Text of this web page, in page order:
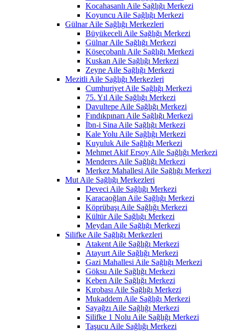
Kocahasanlı Aile Sağlığı Merkezi
Koyuncu Aile Sağlığı Merkezi
Gülnar Aile Sağlığı Merkezleri
Büyükeceli Aile Sağlığı Merkezi
Gülnar Aile Sağlığı Merkezi
Köseçobanlı Aile Sağlığı Merkezi
Kuskan Aile Sağlığı Merkezi
Zeyne Aile Sağlığı Merkezi
Mezitli Aile Sağlığı Merkezleri
Cumhuriyet Aile Sağlığı Merkezi
75. Yıl Aile Sağlığı Merkezi
Davultepe Aile Sağlığı Merkezi
Fındıkpınarı Aile Sağlığı Merkezi
İbn-i Sina Aile Sağlığı Merkezi
Kale Yolu Aile Sağlığı Merkezi
Kuyuluk Aile Sağlığı Merkezi
Mehmet Akif Ersoy Aile Sağlığı Merkezi
Menderes Aile Sağlığı Merkezi
Merkez Mahallesi Aile Sağlığı Merkezi
Mut Aile Sağlığı Merkezleri
Deveci Aile Sağlığı Merkezi
Karacaoğlan Aile Sağlığı Merkezi
Köprübaşı Aile Sağlığı Merkezi
Kültür Aile Sağlığı Merkezi
Meydan Aile Sağlığı Merkezi
Silifke Aile Sağlığı Merkezleri
Atakent Aile Sağlığı Merkezi
Atayurt Aile Sağlığı Merkezi
Gazi Mahallesi Aile Sağlığı Merkezi
Göksu Aile Sağlığı Merkezi
Keben Aile Sağlığı Merkezi
Kırobası Aile Sağlığı Merkezi
Mukaddem Aile Sağlığı Merkezi
Sayağzı Aile Sağlığı Merkezi
Silifke 1 Nolu Aile Sağlığı Merkezi
Taşucu Aile Sağlığı Merkezi